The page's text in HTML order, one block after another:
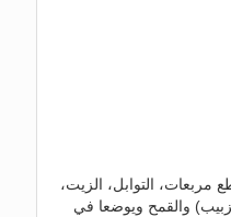
التوابل، الزيت،
والقمح ويوضعا في